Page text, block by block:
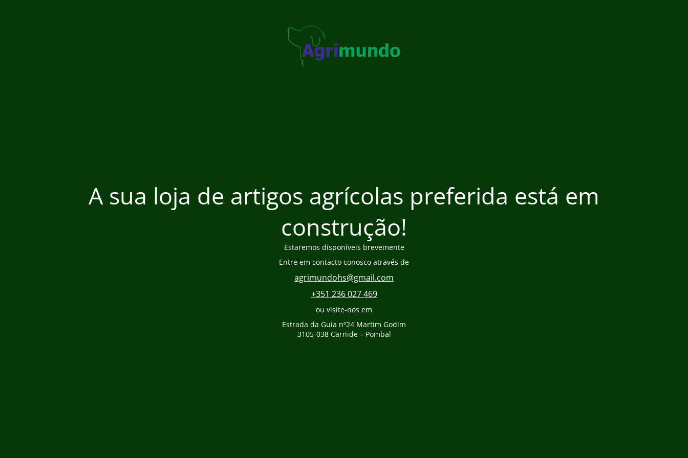
A sua loja de artigos agrícolas preferida está em
construção!
Estaremos disponíveis brevemente
Entre em contacto conosco através de
agrimundohs@gmail.com
+351 236 027 469
ou visite-nos em
Estrada da Guia nº24 Martim Godim
3105-038 Carnide – Pombal